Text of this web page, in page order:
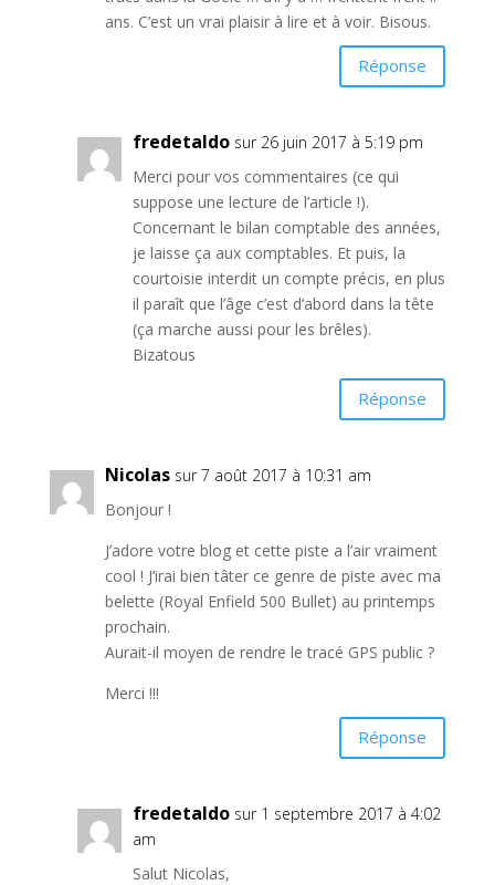
ans. C’est un vrai plaisir à lire et à voir. Bisous.
Réponse
fredetaldo sur 26 juin 2017 à 5:19 pm
Merci pour vos commentaires (ce qui
suppose une lecture de l’article !).
Concernant le bilan comptable des années,
je laisse ça aux comptables. Et puis, la
courtoisie interdit un compte précis, en plus
il paraît que l’âge c’est d’abord dans la tête
(ça marche aussi pour les brêles).
Bizatous
Réponse
Nicolas sur 7 août 2017 à 10:31 am
Bonjour !
J’adore votre blog et cette piste a l’air vraiment
cool ! J’irai bien tâter ce genre de piste avec ma
belette (Royal Enfield 500 Bullet) au printemps
prochain.
Aurait-il moyen de rendre le tracé GPS public ?
Merci !!!
Réponse
fredetaldo sur 1 septembre 2017 à 4:02
am
Salut Nicolas,